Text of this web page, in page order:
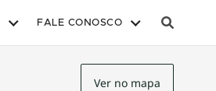
FALE CONOSCO
Ver no mapa